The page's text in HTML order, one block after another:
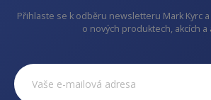
Přihlaste se k odběru newsletteru Mark Kyrc
o nových produktech, akcích a